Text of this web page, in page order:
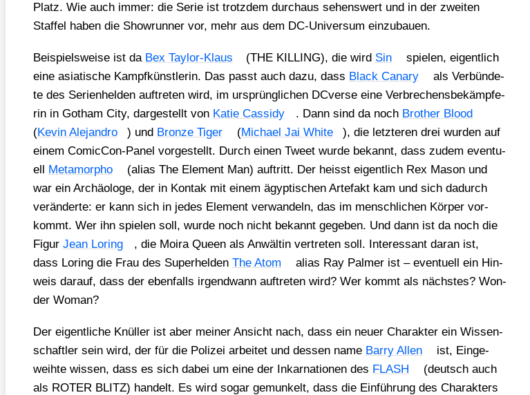
Platz. Wie auch immer: die Serie ist trotz­dem durch­aus sehens­wert und in der zwei­ten
Staf­fel haben die Show­run­ner vor, mehr aus dem DC-Uni­ver­sum ein­zu­bau­en.
Bei­spiels­wei­se ist da Bex Tay­lor-Klaus (THE KILLING), die wird Sin
spie­len, eigent­lich
eine asia­ti­sche Kampf­künst­le­rin. Das passt auch dazu, dass Black Cana­ry
als Ver­bün­de­
te des Seri­en­hel­den auf­tre­ten wird, im ursprüng­li­chen DCver­se eine Ver­bre­chens­be­kämp­fe­
rin in Got­ham City, dar­ge­stellt von Katie Cass­idy . Dann sind da noch Brot­her Blood
(Kevin Ale­jan­dro ) und Bron­ze Tiger (Micha­el Jai White
), die letz­te­ren drei wur­den auf
einem Comic­Con-Panel vor­ge­stellt. Durch einen Tweet wur­de bekannt, dass zudem even­tu­
ell Meta­mor­pho
(ali­as The Ele­ment Man) auf­tritt. Der heisst eigent­lich Rex Mason und
war ein Archäo­lo­ge, der in Kon­tak mit einem ägyp­ti­schen Arte­fakt kam und sich dadurch
ver­än­der­te: er kann sich in jedes Ele­ment ver­wan­deln, das im mensch­li­chen Kör­per vor­
kommt. Wer ihn spie­len soll, wur­de noch nicht bekannt gege­ben. Und dann ist da noch die
Figur Jean Loring
, die Moira Queen als Anwäl­tin ver­tre­ten soll. Inter­es­sant dar­an ist,
dass Loring die Frau des Super­hel­den The Atom
ali­as Ray Pal­mer ist – even­tu­ell ein Hin­
weis dar­auf, dass der eben­falls irgend­wann auf­tre­ten wird? Wer kommt als nächs­tes? Won­
der Woman?
Der eigent­li­che Knül­ler ist aber mei­ner Ansicht nach, dass ein neu­er Cha­rak­ter ein Wis­sen­
schaft­ler sein wird, der für die Poli­zei arbei­tet und des­sen name Bar­ry Allen
ist, Ein­ge­
weih­te wis­sen, dass es sich dabei um eine der Inkar­na­tio­nen des FLASH
(deutsch auch
als ROTER BLITZ) han­delt. Es wird sogar gemun­kelt, dass die Ein­füh­rung des Cha­rak­ters